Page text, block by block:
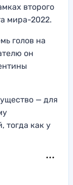
второго
мира-2022.
голов на
он
— для
тогда как у